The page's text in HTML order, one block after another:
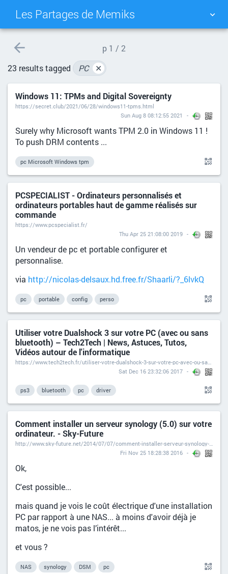
Les Partages de Memiks
DAILY
p 1 / 2
23 results tagged
PC ✕
Windows 11: TPMs and Digital Sovereignty
https://secret.club/2021/06/28/windows11-tpms.html
Sun Aug 8 08:12:55 2021
Surely why Microsoft wants TPM 2.0 in Windows 11 !
To push DRM contents ...
pc Microsoft Windows tpm
PCSPECIALIST - Ordinateurs personnalisés et
ordinateurs portables haut de gamme réalisés sur
commande
https://www.pcspecialist.fr/
Thu Apr 25 21:08:00 2019
Un vendeur de pc et portable configurer et
personnalise.
via http://nicolas-delsaux.hd.free.fr/Shaarli/?_6lvkQ
pc portable config perso
Utiliser votre Dualshock 3 sur votre PC (avec ou sans
bluetooth) – Tech2Tech | News, Astuces, Tutos,
Vidéos autour de l'informatique
https://www.tech2tech.fr/utiliser-votre-dualshock-3-sur-votre-pc-avec-ou-sans-bluetooth/
Sat Dec 16 23:32:06 2017
ps3 bluetooth pc driver
Comment installer un serveur synology (5.0) sur votre
ordinateur. - Sky-Future
http://www.sky-future.net/2014/07/07/comment-installer-serveur-synology-5-0-ordinateur/
Fri Nov 25 18:28:38 2016
Ok,
C'est possible...
mais quand je vois le coût électrique d'une installation
PC par rapport à une NAS... à moins d'avoir déjà je
matos, je ne vois pas l’intérêt...
et vous ?
NAS synology DSM pc